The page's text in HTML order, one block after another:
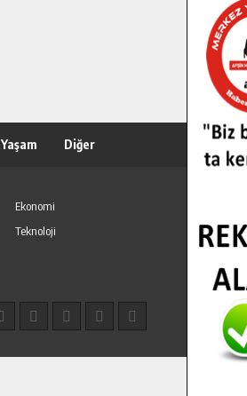
Yaşam Diğer
Ekonomi
Teknoloji